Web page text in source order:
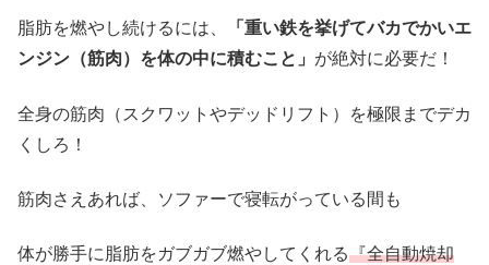
脂肪を燃やし続けるには、
「重い鉄を挙げてバカでかいエ
ンジン（筋肉）を体の中に積むこと」 が絶対に必要だ！
全身の筋肉（スクワットやデッドリフト）を極限までデカ
くしろ！
筋肉さえあれば、ソファーで寝転がっている間も
体が勝手に脂肪をガブガブ燃やしてくれる『全自動焼却